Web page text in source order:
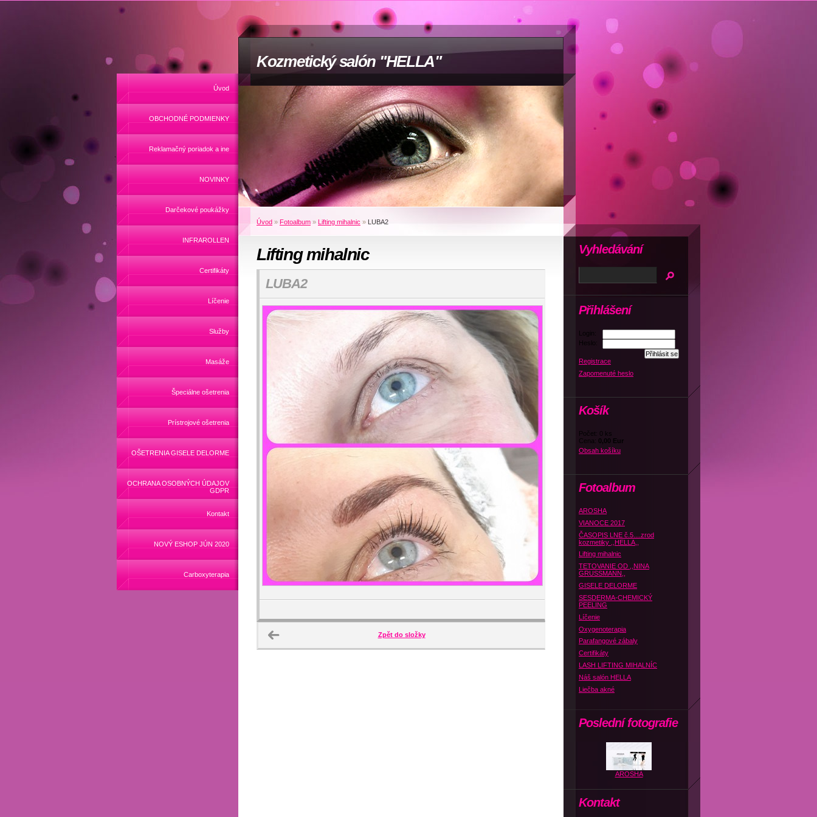
Kozmetický salón "HELLA"
Úvod
OBCHODNÉ PODMIENKY
Reklamačný poriadok a ine
NOVINKY
Darčekové poukážky
INFRAROLLEN
Certifikáty
Líčenie
Služby
Masáže
Špeciálne ošetrenia
Prístrojové ošetrenia
OŠETRENIA GISELE DELORME
OCHRANA OSOBNÝCH ÚDAJOV
GDPR
Kontakt
NOVÝ ESHOP JÚN 2020
Carboxyterapia
Úvod » Fotoalbum » Lifting mihalnic » LUBA2
Lifting mihalnic
LUBA2
Zpět do složky
Přihlášení
Login:
Heslo:
Registrace
Zapomenuté heslo
Košík
Počet: 0 ks
Cena: 0,00 Eur
Obsah košíku
Fotoalbum
AROSHA
VIANOCE 2017
ČASOPIS LNE č.5....zrod
kozmetiky ,,HELLA,,
Lifting mihalnic
TETOVANIE OD ,,NINA
GRUSSMANN,,
GISELE DELORME
SESDERMA-CHEMICKÝ
PEELING
Líčenie
Oxygenoterapia
Parafangové zábaly
Certifikáty
LASH LIFTING MIHALNÍC
Náš salón HELLA
Liečba akné
Poslední fotografie
AROSHA
Kontakt
Vyhledávání